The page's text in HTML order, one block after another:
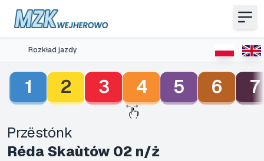
Rozkład jazdy
1 2 3 4 5 6 7
Przëstónk
Réda Skaùtów 02 n/ż